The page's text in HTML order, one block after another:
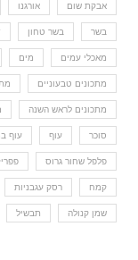
אבקת שום אורגנו
בשר בשר טחון
מאכלי עמים מים
מתכונים טבעוניים
מתכונים לראש השנה
סוכר עוף עוף
פלפל שחור גרוס
קמח רסק עגבניות
שמן קנולה תבשיל